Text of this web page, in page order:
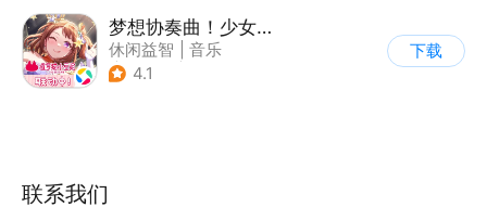
梦想协奏曲！少女乐团派对！
休闲益智
音乐
| 美少女
4.1
下载
联系我们